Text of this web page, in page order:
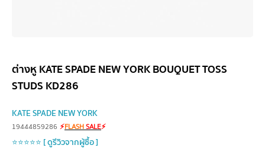
ต่างหู KATE SPADE NEW YORK BOUQUET TOSS
STUDS KD286
KATE SPADE NEW YORK
19444859286 ⚡FLASHSALE⚡
⭐⭐⭐⭐⭐ [ ดูรีวิวจากผู้ซื้อ ]